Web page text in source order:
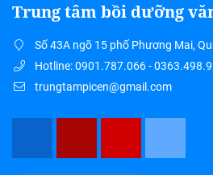
Trung tâm bồi dưỡng
Số 43A ngõ 15 phố Phương Mai,
Hotline: 0901.787.066 -
trungtampicen@gmail.com